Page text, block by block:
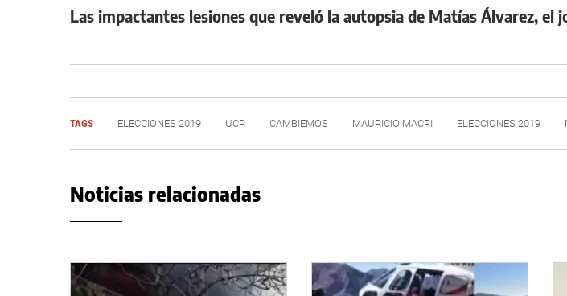
Las impactantes lesiones que reveló la autopsia de Matías Álvarez, el
TAGS ELECCIONES 2019 UCR CAMBIEMOS MAURICIO MACRI ELECCIONES 2019
Noticias relacionadas